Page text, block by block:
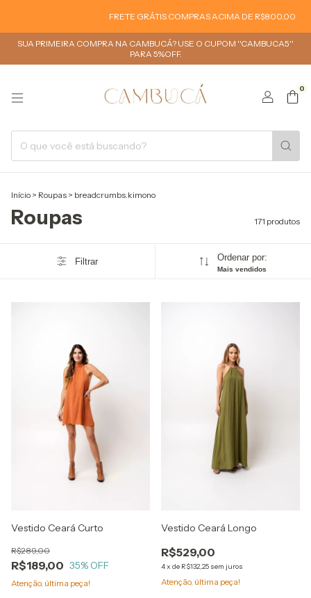
FRETE GRÁTIS COMPRAS ACIMA DE R$800,00 FRETE
SUA PRIMEIRA COMPRA NA CAMBUCÁ? USE O CUPOM ''CAMBUCA5''
PARA 5%OFF.
0
Início > Roupas > breadcrumbs.kimono
Roupas 171 produtos
Filtrar Ordenar por:
Mais vendidos
Vestido Ceará Curto
R$189,00
R$289,00
35% OFF
Atenção, última peça!
Vestido Ceará Longo
R$529,00
4x de R$132,25 sem juros
Atenção, última peça!